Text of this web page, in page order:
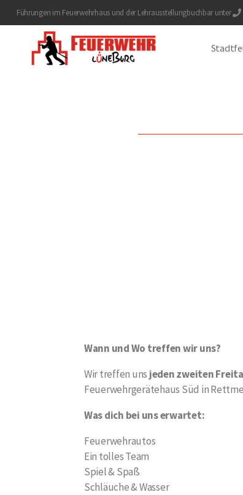
Führungen im Feuerwehrhaus und der Lehrausstellungbuchbar unter
Wann und Wo treffen wir uns?
Wir treffen uns jeden zweiten
Feuerwehrgerätehaus Süd in
Was dich bei uns erwartet:
Feuerwehrautos
Ein tolles Team
Spiel & Spaß
Schläuche & Wasser